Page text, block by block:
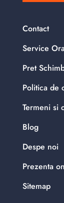
Contact
Service
Pret
Politica de
Termeni si
Blog
Despe noi
Prezenta
Sitemap